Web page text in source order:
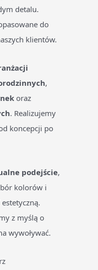
detalu.
do
klientów.
,
oraz
. Realizujemy
koncepcji po
podejście,
kolorów i
z myślą o
wywoływać.